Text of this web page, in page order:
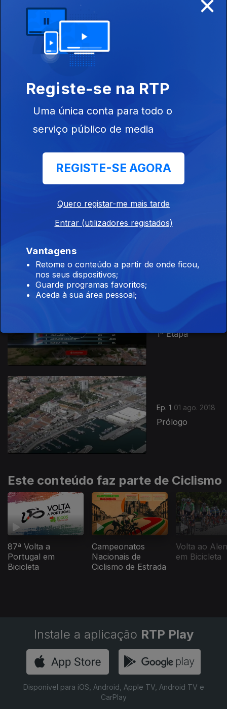
04 ago. 2018
3ª Etapa
1ª Etapa
Ep. 1 01 ago. 2018
Prólogo
359224
Este conteúdo faz parte de Ciclismo
87ª Volta a
Portugal em
Bicicleta
Campeonatos
Nacionais de
Ciclismo de Estrada
Volta ao
em Bicicleta
Instale a aplicação RTP Play
Disponível para iOS, Android, Apple TV, Android TV e
CarPlay
Registe-se na RTP
Uma única conta para todo o
serviço público de media
REGISTE-SE AGORA
Quero registar-me mais tarde
Entrar (utilizadores registados)
Vantagens
Retome o conteúdo a partir de onde ficou,
nos seus dispositivos;
Guarde programas favoritos;
Aceda à sua área pessoal;